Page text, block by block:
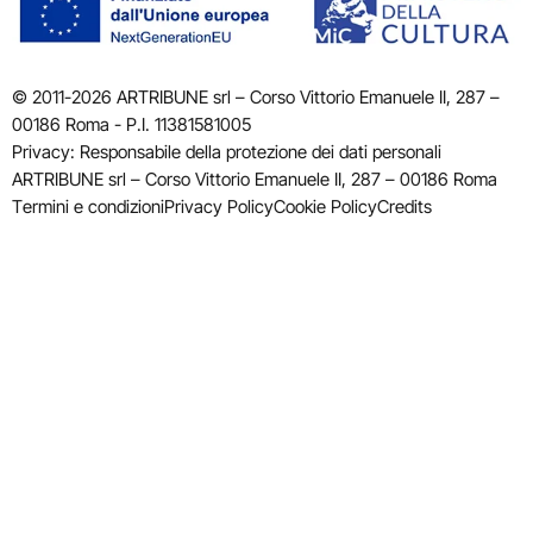
© 2011-2026 ARTRIBUNE srl – Corso Vittorio Emanuele II, 287 –
00186 Roma - P.I. 11381581005
Privacy: Responsabile della protezione dei dati personali
ARTRIBUNE srl – Corso Vittorio Emanuele II, 287 – 00186 Roma
Termini e condizioniPrivacy PolicyCookie PolicyCredits